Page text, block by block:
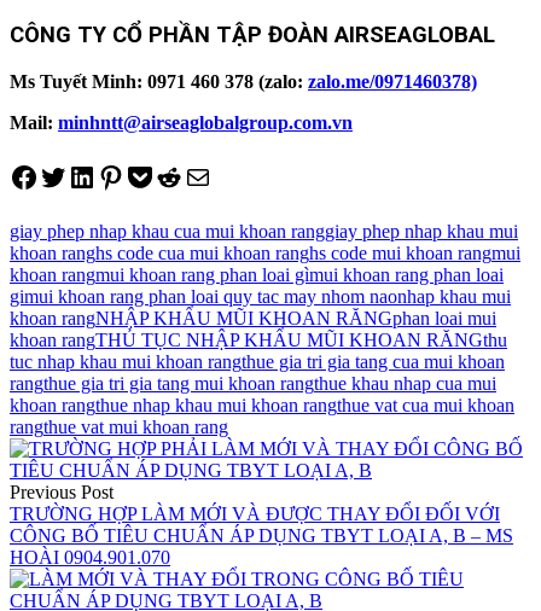
CÔNG TY CỔ PHẦN TẬP ĐOÀN AIRSEAGLOBAL
Ms Tuyết Minh: 0971 460 378 (zalo: zalo.me/0971460378)
Mail: minhntt@airseaglobalgroup.com.vn
Share on Facebook
Tweet on Twitter
Share on LinkedIn
Pin on Pinterest
Save to pocket
Share on Reddit
Share via Email
giay phep nhap khau cua mui khoan ranggiay phep nhap khau mui
khoan ranghs code cua mui khoan ranghs code mui khoan rangmui
khoan rangmui khoan rang phan loai gìmui khoan rang phan loai
gimui khoan rang phan loai quy tac may nhom naonhap khau mui
khoan rangNHẬP KHẨU MŨI KHOAN RĂNGphan loai mui
khoan rangTHỦ TỤC NHẬP KHẨU MŨI KHOAN RĂNGthu
tuc nhap khau mui khoan rangthue gia tri gia tang cua mui khoan
rangthue gia tri gia tang mui khoan rangthue khau nhap cua mui
khoan rangthue nhap khau mui khoan rangthue vat cua mui khoan
rangthue vat mui khoan rang
Điều
hướng
bài
viết
Previous Post
TRƯỜNG HỢP LÀM MỚI VÀ ĐƯỢC THAY ĐỔI ĐỐI VỚI
CÔNG BỐ TIÊU CHUẨN ÁP DỤNG TBYT LOẠI A, B – MS
HOÀI 0904.901.070